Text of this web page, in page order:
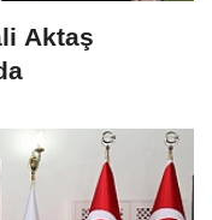
Aktaş